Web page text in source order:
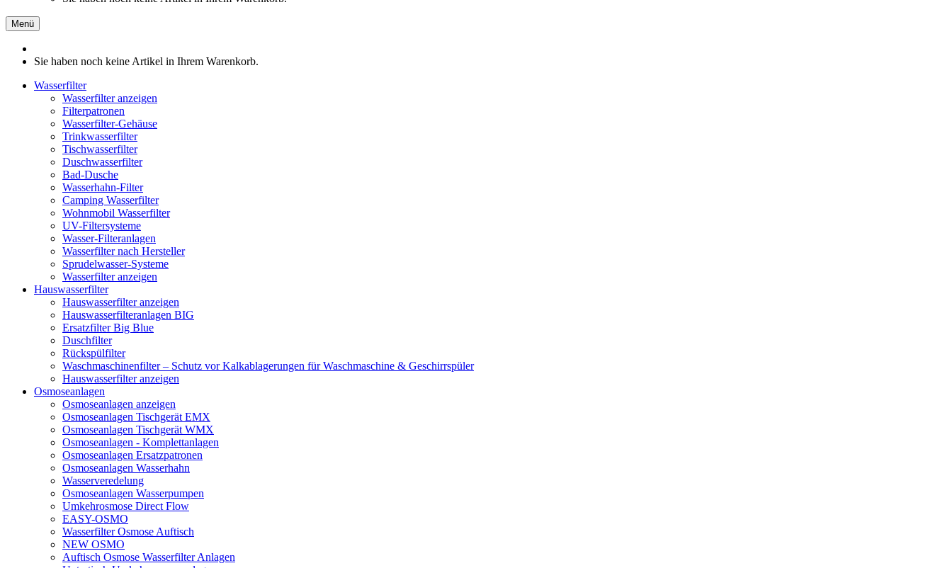
Menü
Sie haben noch keine Artikel in Ihrem Warenkorb.
Wasserfilter
Wasserfilter anzeigen
Filterpatronen
Wasserfilter-Gehäuse
Trinkwasserfilter
Tischwasserfilter
Duschwasserfilter
Bad-Dusche
Wasserhahn-Filter
Camping Wasserfilter
Wohnmobil Wasserfilter
UV-Filtersysteme
Wasser-Filteranlagen
Wasserfilter nach Hersteller
Sprudelwasser-Systeme
Wasserfilter anzeigen
Hauswasserfilter
Hauswasserfilter anzeigen
Hauswasserfilteranlagen BIG
Ersatzfilter Big Blue
Duschfilter
Rückspülfilter
Waschmaschinenfilter – Schutz vor Kalkablagerungen für Waschmaschine & Geschirrspüler
Hauswasserfilter anzeigen
Osmoseanlagen
Osmoseanlagen anzeigen
Osmoseanlagen Tischgerät EMX
Osmoseanlagen Tischgerät WMX
Osmoseanlagen - Komplettanlagen
Osmoseanlagen Ersatzpatronen
Osmoseanlagen Wasserhahn
Wasserveredelung
Osmoseanlagen Wasserpumpen
Umkehrosmose Direct Flow
EASY-OSMO
Wasserfilter Osmose Auftisch
NEW OSMO
Auftisch Osmose Wasserfilter Anlagen